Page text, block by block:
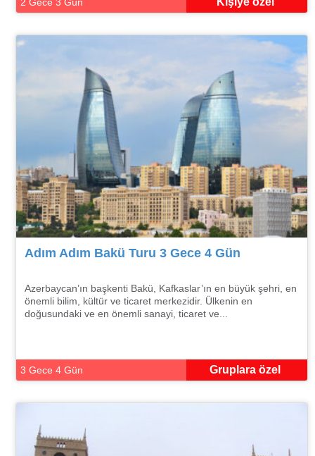
Adım Adım Bakü Turu 3 Gece 4 Gün
Azerbaycan’ın başkenti Bakü, Kafkaslar’ın en büyük şehri, en
önemli bilim, kültür ve ticaret merkezidir. Ülkenin en
doğusundaki ve en önemli sanayi, ticaret ve...
3 Gece 4 Gün Gruplara özel